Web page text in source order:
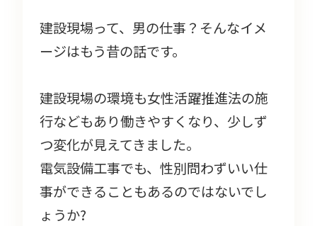
建設現場って、男の仕事？そんなイメ
ージはもう昔の話です。
建設現場の環境も女性活躍推進法の施
行などもあり働きやすくなり、少しず
つ変化が見えてきました。
電気設備工事でも、性別問わずいい仕
事ができることもあるのではないでし
ょうか?